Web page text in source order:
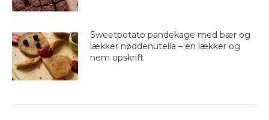
Sweetpotato pandekage med bær og
lækker nøddenutella – en lækker og
nem opskrift